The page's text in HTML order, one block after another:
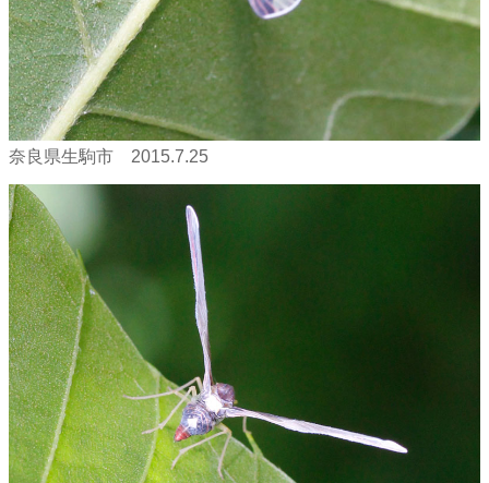
奈良県生駒市 2015.7.25